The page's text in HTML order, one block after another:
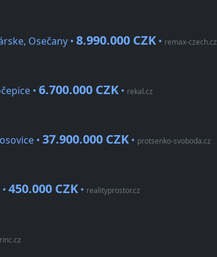
Osečany • 8.990.000 CZK • remax-czech.cz
• 6.700.000 CZK • rekal.cz
• 37.900.000 CZK • protsenko-svoboda.cz
450.000 CZK • realityprostor.cz